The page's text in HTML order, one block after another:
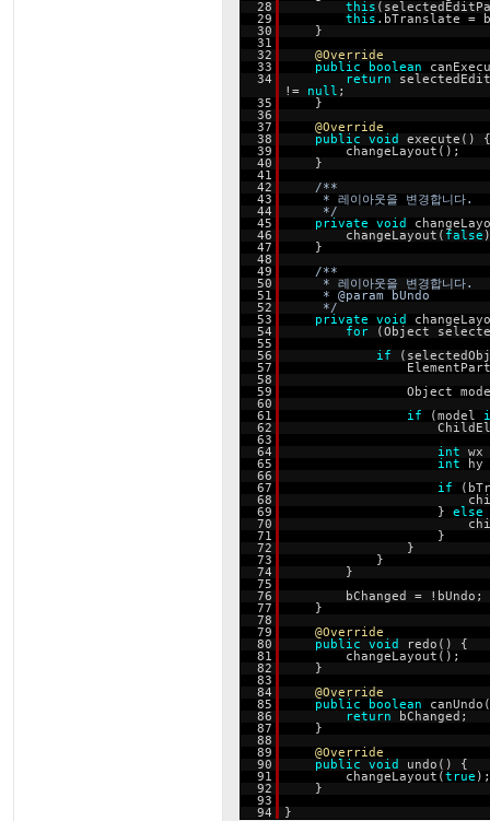
28
this
29
this .bTranslate =
30
}
31
32
@Override
33
public boolean
34
return
!= null ;
35
}
36
37
@Override
38
public void
execute()
39
changeLayout();
40
}
41
42
/**
43
* 레이아웃을 변경합니다.
44
*/
45
private void
46
changeLayout( false
47
}
48
49
/**
50
* 레이아웃을 변경합니다.
51
* @param bUndo
52
*/
53
private void
54
for
(Object
55
56
if
57
58
59
Object
60
61
if (model
62
63
64
int
65
int
hy
66
67
if
68
69
}else
70
71
}
72
}
73
}
74
}
75
76
bChanged = !bUndo;
77
}
78
79
@Override
80
public void
redo() {
81
changeLayout();
82
}
83
84
@Override
85
public boolean
86
return
bChanged;
87
}
88
89
@Override
90
public void
undo() {
91
changeLayout(true
92
}
93
94
}